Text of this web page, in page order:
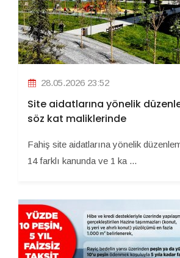
28.05.2026 23:52
Site aidatlarına yönelik
söz kat maliklerinde
Fahiş site aidatlarına yönelik
14 farklı kanunda ve 1 ka ...